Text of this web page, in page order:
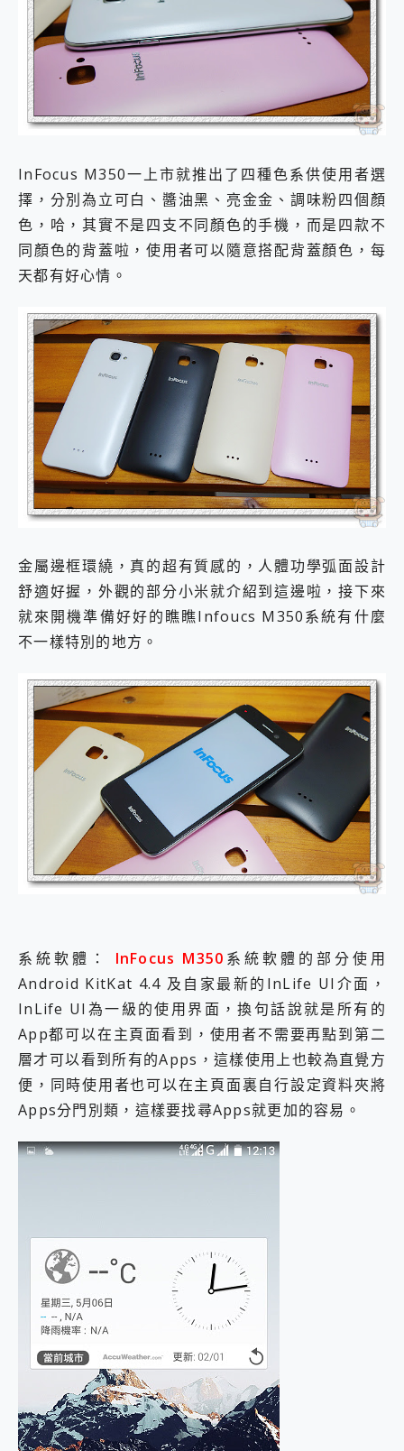
InFocus M350一上市就推出了四種色系供使用者選
擇，分別為立可白、醬油黑、亮金金、調味粉四個顏
色，哈，其實不是四支不同顏色的手機，而是四款不
同顏色的背蓋啦，使用者可以隨意搭配背蓋顏色，每
天都有好心情。
金屬邊框環繞，真的超有質感的，人體功學弧面設計
舒適好握，外觀的部分小米就介紹到這邊啦，接下來
就來開機準備好好的瞧瞧Infoucs M350系統有什麼
不一樣特別的地方。
系統軟體： InFocus M350 系統軟體的部分使用
Android KitKat 4.4 及自家最新的InLife UI介面，
InLife UI為一級的使用界面，換句話說就是所有的
App都可以在主頁面看到，使用者不需要再點到第二
層才可以看到所有的Apps，這樣使用上也較為直覺方
便，同時使用者也可以在主頁面裏自行設定資料夾將
Apps分門別類，這樣要找尋Apps就更加的容易。